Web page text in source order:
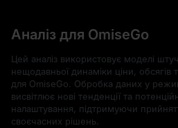
Аналіз для OmiseGo
Цей аналіз використовує моделі
нещодавньої динаміки ціни, обсягів
для OmiseGo. Обробка даних у
висвітлює нові тенденції та
налаштування, підтримуючи
своєчасних рішень.